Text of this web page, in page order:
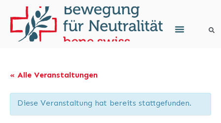
« Alle Veranstaltungen
Diese Veranstaltung hat bereits stattgefunden.